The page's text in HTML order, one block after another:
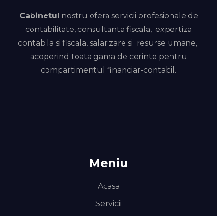
Cabinetul nostru ofera servicii profesionale de
contabilitate, consultanta fiscala, expertiza
contabila si fiscala, salarizare si resurse umane,
acoperind toata gama de cerinte pentru
compartimentul financiar-contabil.
Meniu
Acasa
Servicii